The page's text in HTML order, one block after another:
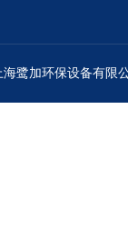
海鹭加环保设备有限